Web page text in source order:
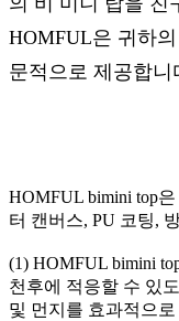
HOMFUL은 귀하
문적으로 제공합니
HOMFUL bimini top
터 캔버스, PU 코팅,
(1) HOMFUL bimini
천후에 적응할 수 있
및 먼지를 효과적으